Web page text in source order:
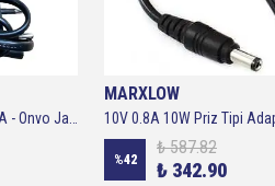
Scooter Şarj Adaptörü Segway 42V 2A - Onvo Jaklı
MARXLOW
%42
₺ 587.82
₺ 342.90